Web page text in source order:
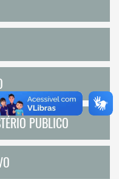
PUBLICO